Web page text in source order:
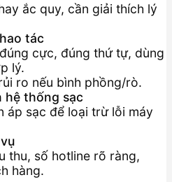
ắc quy, cần giải thích lý
tác
cực, đúng thứ tự, dùng
lý.
ro nếu bình phồng/rò.
hệ thống sạc
áp sạc để loại trừ lỗi máy
thu, số hotline rõ ràng,
hàng.